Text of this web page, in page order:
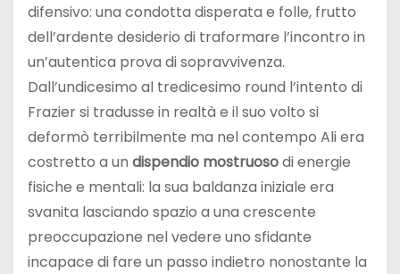
difensivo: una condotta disperata e folle, frutto
dell’ardente desiderio di traformare l’incontro in
un’autentica prova di sopravvivenza.
Dall’undicesimo al tredicesimo round l’intento di
Frazier si tradusse in realtà e il suo volto si
deformò terribilmente ma nel contempo Ali era
costretto a un dispendio mostruosodi energie
fisiche e mentali: la sua baldanza iniziale era
svanita lasciando spazio a una crescente
preoccupazione nel vedere uno sfidante
incapace di fare un passo indietro nonostante la